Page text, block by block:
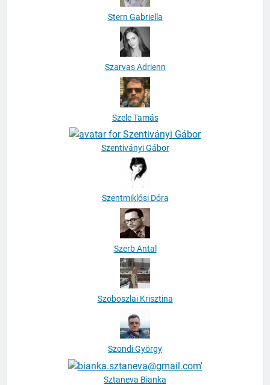
Stern Gabriella
Szarvas Adrienn
Szele Tamás
Szentiványi Gábor
Szentmiklósi Dóra
Szerb Antal
Szoboszlai Krisztina
Szondi György
Sztaneva Bianka